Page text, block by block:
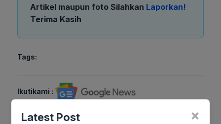
Artikel maupun foto Silahkan Laporkan!
Terima Kasih
Tags:
Ikutikami :
×
Latest Post